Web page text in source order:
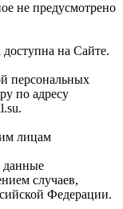
не предусмотрено
на Сайте.
персональных
по адресу
лицам
данные
случаев,
Федерации.